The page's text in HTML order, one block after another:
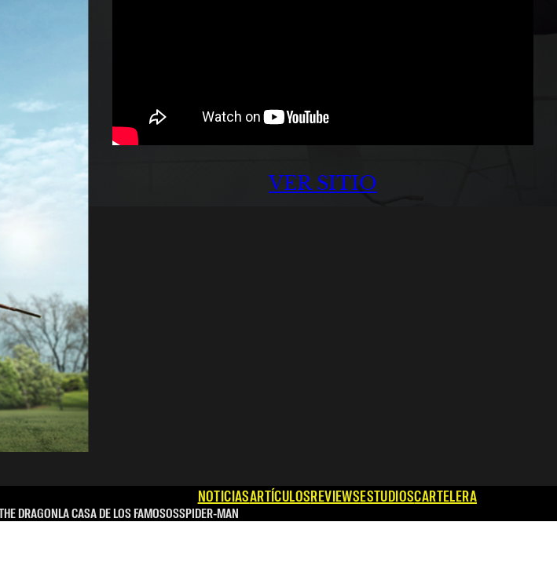
VER SITIO
NOTICIASARTÍCULOSREVIEWSESTUDIOSCARTELERA
DRAGONLA CASA DE LOS FAMOSOSSPIDER-MAN